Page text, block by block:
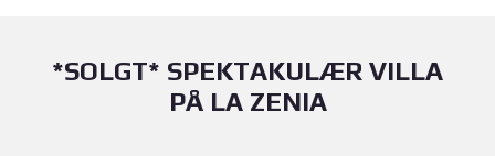
*SOLGT* SPEKTAKULÆR VILLA
PÅ LA ZENIA